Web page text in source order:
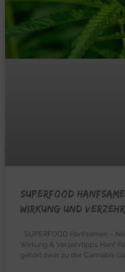
SUPERFOOD
Wirkung und
SUPERFOOD Hanfsamen –
Wirkung & Verzehrtipps Hanf
gehört zwar zu der Cannabis